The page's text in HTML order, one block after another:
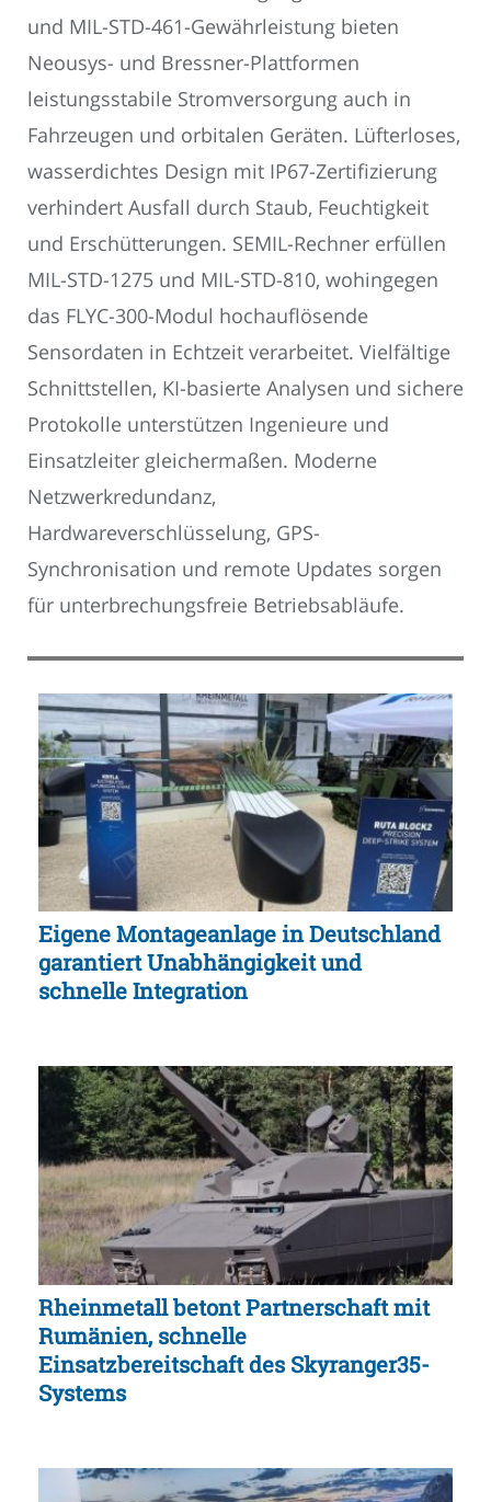
und MIL-STD-461-Gewährleistung bieten
Neousys- und Bressner-Plattformen
leistungsstabile Stromversorgung auch in
Fahrzeugen und orbitalen Geräten. Lüfterloses,
wasserdichtes Design mit IP67-Zertifizierung
verhindert Ausfall durch Staub, Feuchtigkeit
und Erschütterungen. SEMIL-Rechner erfüllen
MIL-STD-1275 und MIL-STD-810, wohingegen
das FLYC-300-Modul hochauflösende
Sensordaten in Echtzeit verarbeitet. Vielfältige
Schnittstellen, KI-basierte Analysen und sichere
Protokolle unterstützen Ingenieure und
Einsatzleiter gleichermaßen. Moderne
Netzwerkredundanz,
Hardwareverschlüsselung, GPS-
Synchronisation und remote Updates sorgen
für unterbrechungsfreie Betriebsabläufe.
Eigene Montageanlage in Deutschland
garantiert Unabhängigkeit und
schnelle Integration
Rheinmetall betont Partnerschaft mit
Rumänien, schnelle
Einsatzbereitschaft des Skyranger35-
Systems